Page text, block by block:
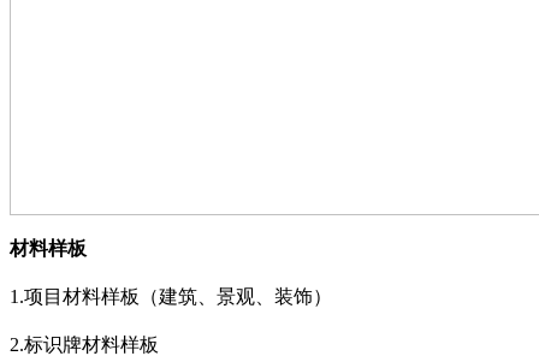
材料样板
1.项目材料样板（建筑、景观、装饰）
2.标识牌材料样板